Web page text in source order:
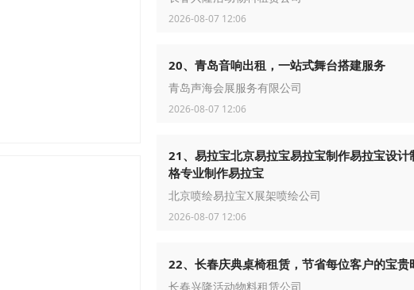
2026-08-07 12:06
20、青岛音响出租，一站式舞台搭建服务
青岛声海会展服务有限公司
2026-08-07 12:06
21、易拉宝北京易拉宝易拉宝制作易拉宝设计
格专业制作易拉宝
北京喷绘易拉宝X展架喷绘公司
2026-08-07 12:06
22、长春庆典桌椅租赁，节省每位客户的宝贵
长春兴隆活动物料租赁公司